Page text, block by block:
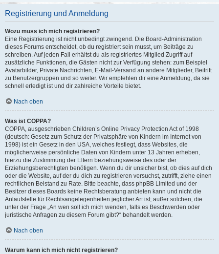
Registrierung und Anmeldung
Wozu muss ich mich registrieren?
Eine Registrierung ist nicht unbedingt zwingend. Die Board-Administration
dieses Forums entscheidet, ob du registriert sein musst, um Beiträge zu
schreiben. Auf jeden Fall erhältst du als registriertes Mitglied Zugriff auf
zusätzliche Funktionen, die Gästen nicht zur Verfügung stehen: zum Beispiel
Avatarbilder, Private Nachrichten, E-Mail-Versand an andere Mitglieder, Beitritt
zu Benutzergruppen und so weiter. Wir empfehlen dir eine Anmeldung, da sie
schnell erledigt ist und dir zahlreiche Vorteile bietet.
Nach oben
Was ist COPPA?
COPPA, ausgeschrieben Children’s Online Privacy Protection Act of 1998
(deutsch: Gesetz zum Schutz der Privatsphäre von Kindern im Internet von
1998) ist ein Gesetz in den USA, welches festlegt, dass Websites, die
möglicherweise persönliche Daten von Kindern unter 13 Jahren erheben,
hierzu die Zustimmung der Eltern beziehungsweise des oder der
Erziehungsberechtigten benötigen. Wenn du dir unsicher bist, ob dies auf dich
oder die Website, auf der du dich zu registrieren versuchst, zutrifft, ziehe einen
rechtlichen Beistand zu Rate. Bitte beachte, dass phpBB Limited und der
Besitzer dieses Boards keine Rechtsberatung anbieten kann und nicht die
Anlaufstelle für Rechtsangelegenheiten jeglicher Art ist; außer solchen, die
unter der Frage „An wen soll ich mich wenden, falls es Beschwerden oder
juristische Anfragen zu diesem Forum gibt?“ behandelt werden.
Nach oben
Warum kann ich mich nicht registrieren?